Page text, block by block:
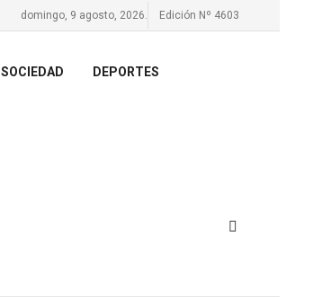
domingo, 9 agosto, 2026. Edición Nº 4603
SOCIEDAD DEPORTES